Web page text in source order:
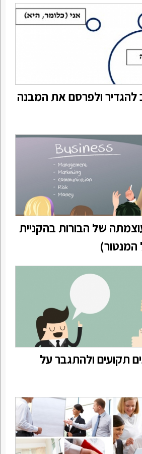
להגדיר ולפרסם את המבנה
של הבורות בהקניית
המנטור)
תקועים ולהתגבר על